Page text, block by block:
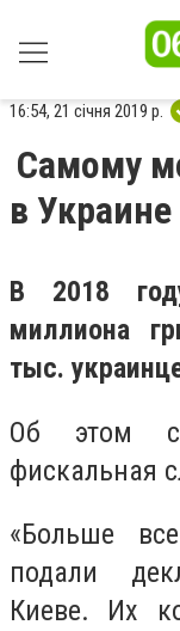
16:54, 21 січня 2019 р.
Самому
в
В 2018
миллиона
тыс.
Об этом
фискальная
«Больше
подали
Киеве. Их